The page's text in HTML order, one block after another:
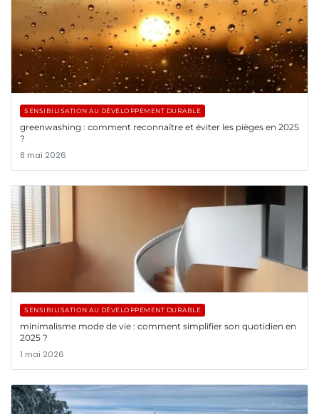
SENSIBILISATION AU DÉVELOPPEMENT DURABLE
greenwashing : comment reconnaître et éviter les pièges en 2025
?
8 mai 2026
SENSIBILISATION AU DÉVELOPPEMENT DURABLE
minimalisme mode de vie : comment simplifier son quotidien en
2025 ?
1 mai 2026